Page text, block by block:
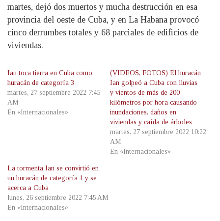
martes, dejó dos muertos y mucha destrucción en esa
provincia del oeste de Cuba, y en La Habana provocó
cinco derrumbes totales y 68 parciales de edificios de
viviendas.
Ian toca tierra en Cuba como
huracán de categoría 3
martes, 27 septiembre 2022 7:45
AM
En «Internacionales»
(VIDEOS, FOTOS) El huracán
Ian golpeó a Cuba con lluvias
y vientos de más de 200
kilómetros por hora causando
inundaciones, daños en
viviendas y caída de árboles
martes, 27 septiembre 2022 10:22
AM
En «Internacionales»
La tormenta Ian se convirtió en
un huracán de categoría 1 y se
acerca a Cuba
lunes, 26 septiembre 2022 7:45 AM
En «Internacionales»